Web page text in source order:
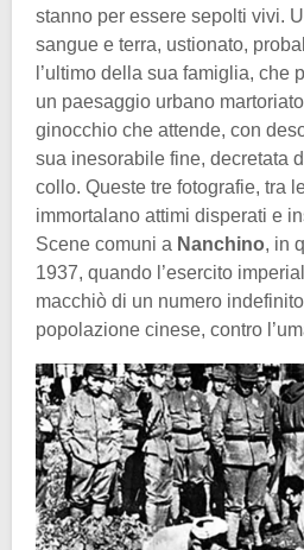
stanno per essere sepolti vivi.
sangue e terra, ustionato,
l’ultimo della sua famiglia, che
un paesaggio urbano
ginocchio che attende, con
sua inesorabile fine, decretata
collo. Queste tre fotografie, tra
immortalano attimi disperati e
Scene comuni a Nanchino, in
1937, quando l’esercito
macchiò di un numero
popolazione cinese, contro